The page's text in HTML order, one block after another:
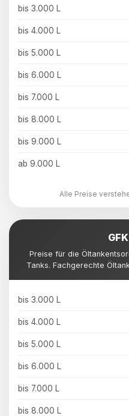
bis 3.000 L
bis 4.000 L
bis 5.000 L
bis 6.000 L
bis 7.000 L
bis 8.000 L
bis 9.000 L
ab 9.000 L
Alle Preise
Preise für die
Tanks. Fachgerechte
bis 3.000 L
bis 4.000 L
bis 5.000 L
bis 6.000 L
bis 7.000 L
bis 8.000 L